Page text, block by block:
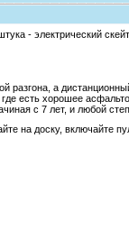
- электрический
а
есть хорошее
с 7 лет, и любой
на доску,